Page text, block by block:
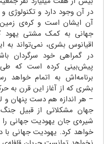
در آن وجود دارد و تکنولوژی
آن ایشان است و کره‌ی زمین
جهانی به کمک مشتی یهود
اقیانوس بشری، نمی‌تواند
در گمراهی خود سرگردان
برنامه‌اش به اتمام خواهد
بشری که از آغاز این قرن به
– هر اندازه هم دست پنهان و
جهان مشکلاتی از قبیل
شیره‌ی جان یهودیت جهانی
خواهد کرد. یهودیت جهانی با